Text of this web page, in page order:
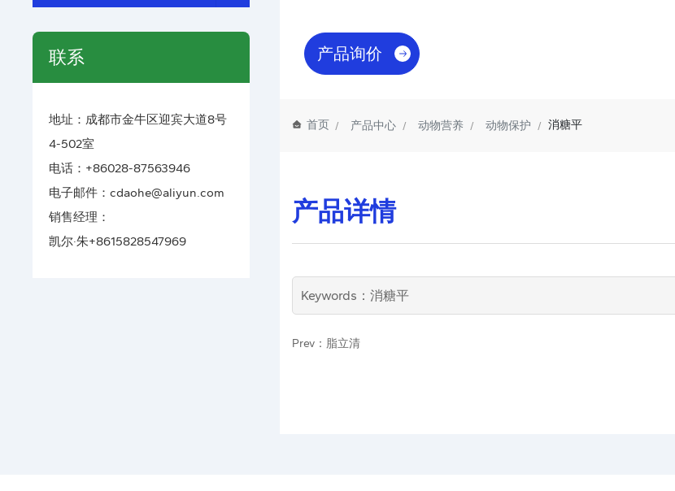
联系
地址：成都市金牛区迎宾大道8号
4-502室
电话： +86028-87563946
电子邮件：cdaohe@aliyun.com
销售经理：
凯尔·朱+8615828547969
产品询价
首页 产品中心 动物营养 动物保护 消糖平
产品详情
Keywords：消糖平
Prev：脂立清